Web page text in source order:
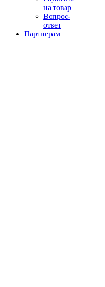
на товар
Вопрос-
ответ
Партнерам